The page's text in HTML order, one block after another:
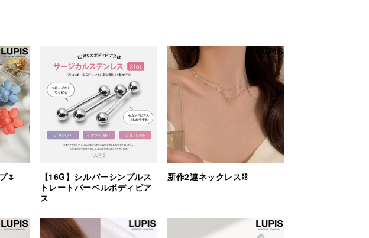
🌷
【16G】シルバーシンプルス
トレートバーベルボディピア
ス
新作2連ネックレス⛓️